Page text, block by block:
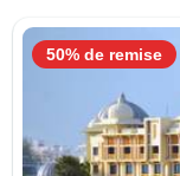
50% de remise